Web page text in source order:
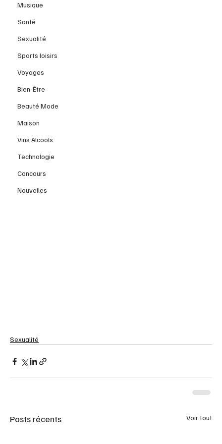
Musique
Santé
Sexualité
Sports loisirs
Voyages
Bien-Être
Beauté Mode
Maison
Vins Alcools
Technologie
Concours
Nouvelles
Sexualité
Posts récents Voir tout